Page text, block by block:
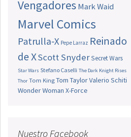
Vengadores Mark Waid
Marvel Comics
Patrulla-X Pepe Larraz Reinado
de XScott SnyderSecret Wars
Star Wars Stefano Caselli The Dark Knight Rises
Thor Tom King Tom TaylorValerio Schiti
Wonder Woman X-Force
Nuestro Facebook